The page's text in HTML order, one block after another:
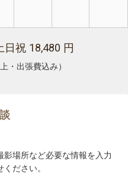
日祝 18,480 円
・出張費込み）
場所など必要な情報を入力
ださい。